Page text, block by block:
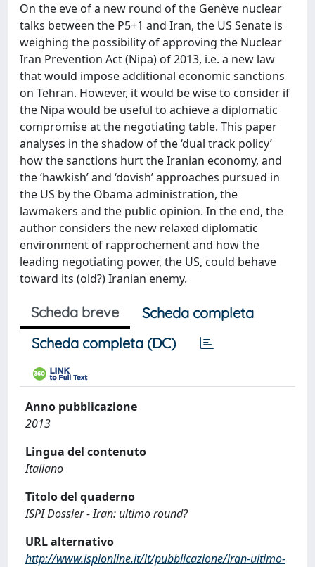
On the eve of a new round of the Genève nuclear
talks between the P5+1 and Iran, the US Senate is
weighing the possibility of approving the Nuclear
Iran Prevention Act (Nipa) of 2013, i.e. a new law
that would impose additional economic sanctions
on Tehran. However, it would be wise to consider if
the Nipa would be useful to achieve a diplomatic
compromise at the negotiating table. This paper
analyses in the shadow of the ‘dual track policy’
how the sanctions hurt the Iranian economy, and
the ‘hawkish’ and ‘dovish’ approaches pursued in
the US by the Obama administration, the
lawmakers and the public opinion. In the end, the
author considers the new relaxed diplomatic
environment of rapprochement and how the
leading negotiating power, the US, could behave
toward its (old?) Iranian enemy.
Scheda breve
Scheda completa
Scheda completa (DC)
Anno pubblicazione
2013
Lingua del contenuto
Italiano
Titolo del quaderno
ISPI Dossier - Iran: ultimo round?
URL alternativo
http://www.ispionline.it/it/pubblicazione/iran-ultimo-